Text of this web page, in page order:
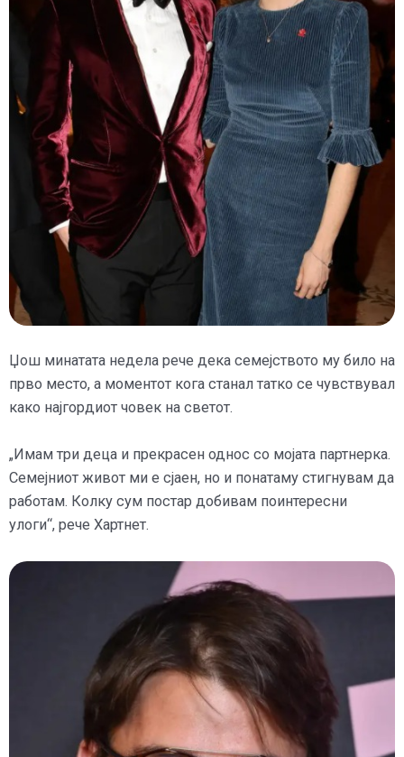
Џош минатата недела рече дека семејството му било на
прво место, а моментот кога станал татко се чувствувал
како најгордиот човек на светот.
„Имам три деца и прекрасен однос со мојата партнерка.
Семејниот живот ми е сјаен, но и понатаму стигнувам да
работам. Колку сум постар добивам поинтересни
улоги“, рече Хартнет.